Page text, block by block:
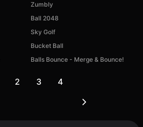
Zumbly
Ball 2048
Sky Golf
Bucket Ball
Balls Bounce - Merge & Bounce!
2 3 4